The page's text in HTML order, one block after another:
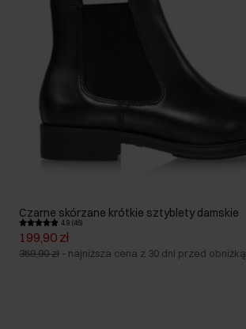
Czarne skórzane krótkie sztyblety damskie
4.9 (46)
199,90 zł
359,90 zł - najniższa cena z 30 dni przed obniżką